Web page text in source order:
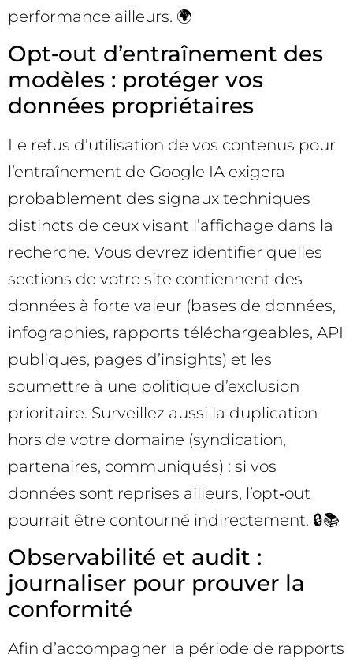
performance ailleurs. 🌍
Opt‑out d’entraînement des
modèles : protéger vos
données propriétaires
Le refus d’utilisation de vos contenus pour
l’entraînement de Google IA exigera
probablement des signaux techniques
distincts de ceux visant l’affichage dans la
recherche. Vous devrez identifier quelles
sections de votre site contiennent des
données à forte valeur (bases de données,
infographies, rapports téléchargeables, API
publiques, pages d’insights) et les
soumettre à une politique d’exclusion
prioritaire. Surveillez aussi la duplication
hors de votre domaine (syndication,
partenaires, communiqués) : si vos
données sont reprises ailleurs, l’opt‑out
pourrait être contourné indirectement. 🔒📚
Observabilité et audit :
journaliser pour prouver la
conformité
Afin d’accompagner la période de rapports